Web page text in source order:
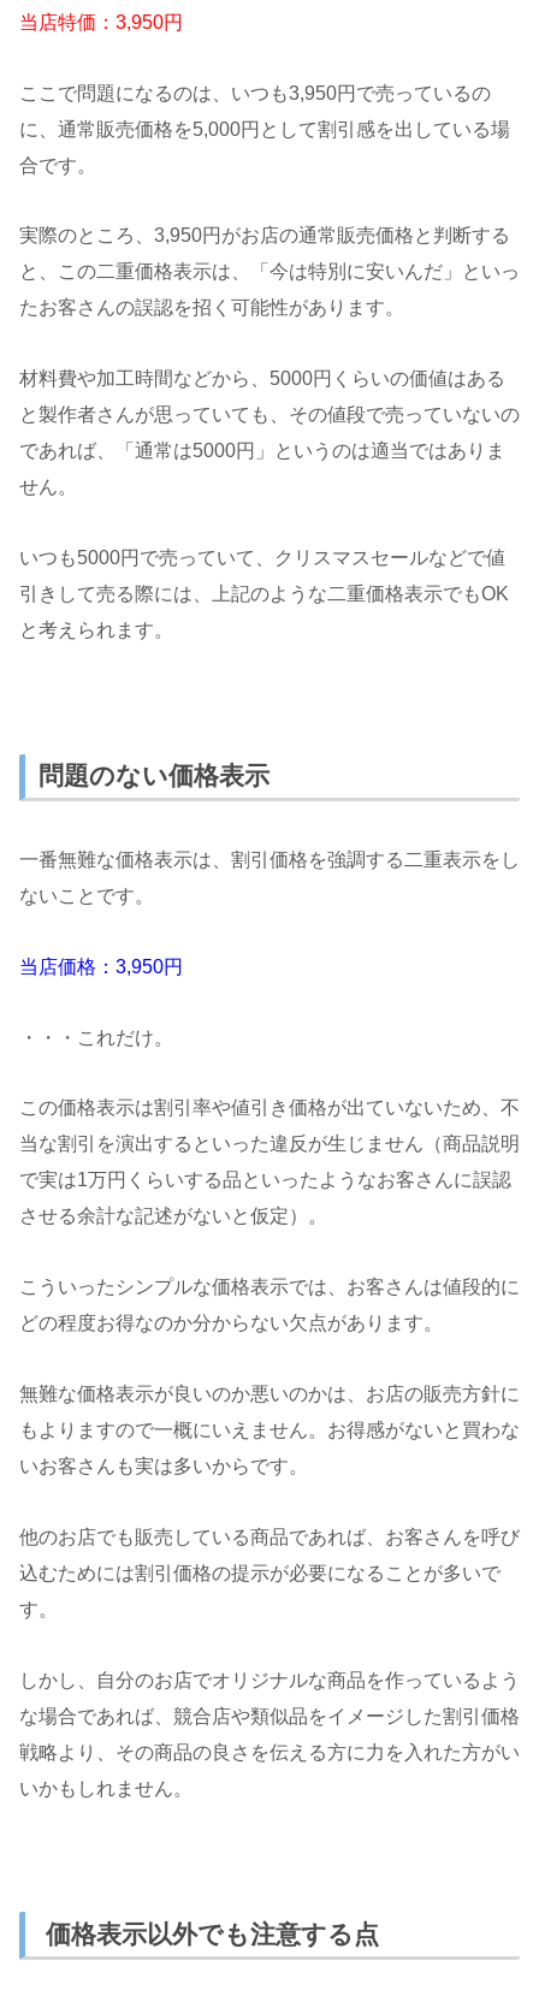
当店特価：3,950円
ここで問題になるのは、いつも3,950円で売っているの
に、通常販売価格を5,000円として割引感を出している場
合です。
実際のところ、3,950円がお店の通常販売価格と判断する
と、この二重価格表示は、「今は特別に安いんだ」といっ
たお客さんの誤認を招く可能性があります。
材料費や加工時間などから、5000円くらいの価値はある
と製作者さんが思っていても、その値段で売っていないの
であれば、「通常は5000円」というのは適当ではありま
せん。
いつも5000円で売っていて、クリスマスセールなどで値
引きして売る際には、上記のような二重価格表示でもOK
と考えられます。
問題のない価格表示
一番無難な価格表示は、割引価格を強調する二重表示をし
ないことです。
当店価格：3,950円
・・・これだけ。
この価格表示は割引率や値引き価格が出ていないため、不
当な割引を演出するといった違反が生じません（商品説明
で実は1万円くらいする品といったようなお客さんに誤認
させる余計な記述がないと仮定）。
こういったシンプルな価格表示では、お客さんは値段的に
どの程度お得なのか分からない欠点があります。
無難な価格表示が良いのか悪いのかは、お店の販売方針に
もよりますので一概にいえません。お得感がないと買わな
いお客さんも実は多いからです。
他のお店でも販売している商品であれば、お客さんを呼び
込むためには割引価格の提示が必要になることが多いで
す。
しかし、自分のお店でオリジナルな商品を作っているよう
な場合であれば、競合店や類似品をイメージした割引価格
戦略より、その商品の良さを伝える方に力を入れた方がい
いかもしれません。
価格表示以外でも注意する点